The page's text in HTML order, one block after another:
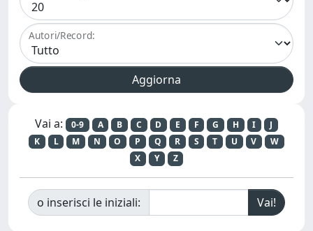
Autori/Record:
Vai a: 0-9 A B C D E F G H I
J
K
L M N O P Q R S T U V
W
X
Y Z
o inserisci le iniziali: